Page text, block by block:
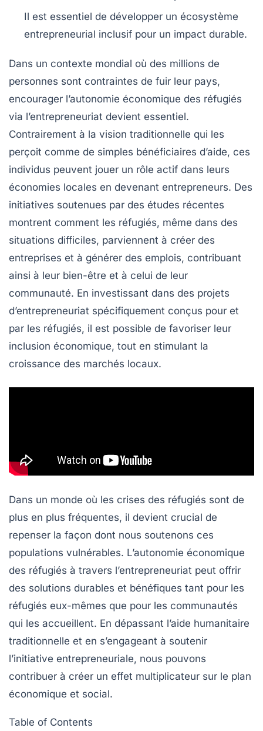
Il est essentiel de développer un écosystème
entrepreneurial inclusif pour un impact durable.
Dans un contexte mondial où des millions de
personnes sont contraintes de fuir leur pays,
encourager l’autonomie économique des réfugiés
via l’entrepreneuriat devient essentiel.
Contrairement à la vision traditionnelle qui les
perçoit comme de simples bénéficiaires d’aide, ces
individus peuvent jouer un rôle actif dans leurs
économies locales en devenant entrepreneurs. Des
initiatives soutenues par des études récentes
montrent comment les réfugiés, même dans des
situations difficiles, parviennent à créer des
entreprises et à générer des emplois, contribuant
ainsi à leur bien-être et à celui de leur
communauté. En investissant dans des projets
d’entrepreneuriat spécifiquement conçus pour et
par les réfugiés, il est possible de favoriser leur
inclusion économique, tout en stimulant la
croissance des marchés locaux.
Dans un monde où les crises des réfugiés sont de
plus en plus fréquentes, il devient crucial de
repenser la façon dont nous soutenons ces
populations vulnérables. L’autonomie économique
des réfugiés à travers l’entrepreneuriat peut offrir
des solutions durables et bénéfiques tant pour les
réfugiés eux-mêmes que pour les communautés
qui les accueillent. En dépassant l’aide humanitaire
traditionnelle et en s’engageant à soutenir
l’initiative entrepreneuriale, nous pouvons
contribuer à créer un effet multiplicateur sur le plan
économique et social.
Table of Contents